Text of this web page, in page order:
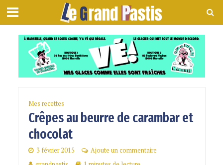
Mes recettes
Crêpes au beurre de carambar et
chocolat
3 février 2015
Ajoute un commentaire